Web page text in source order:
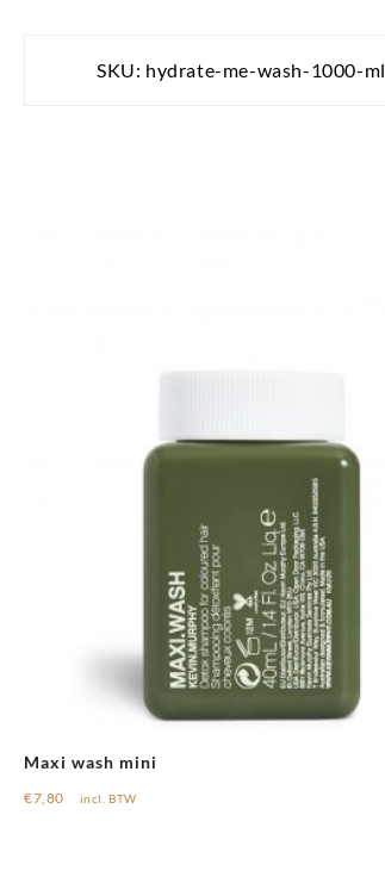
SKU: hydrate-me-wash-1000-ml
Maxi wash mini
€7,80 incl. BTW